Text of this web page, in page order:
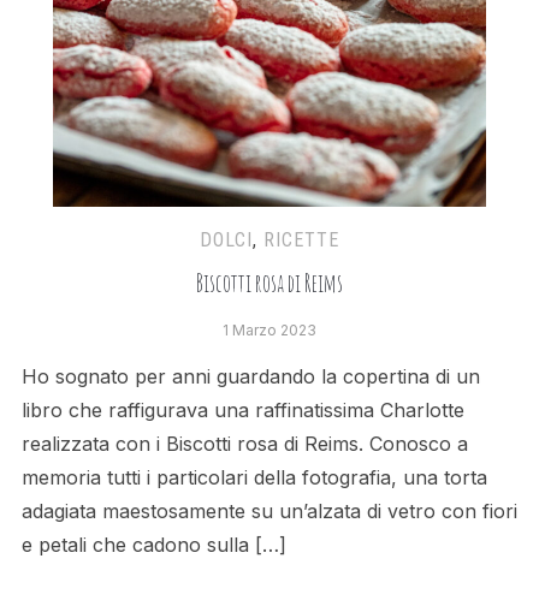
DOLCI, RICETTE
Biscotti rosa di Reims
1 Marzo 2023
Ho sognato per anni guardando la copertina di un
libro che raffigurava una raffinatissima Charlotte
realizzata con i Biscotti rosa di Reims. Conosco a
memoria tutti i particolari della fotografia, una torta
adagiata maestosamente su un’alzata di vetro con fiori
e petali che cadono sulla […]